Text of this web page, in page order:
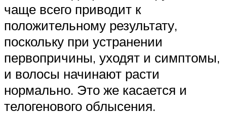
чаще всего приводит к
положительному результату,
поскольку при устранении
первопричины, уходят и симптомы,
и волосы начинают расти
нормально. Это же касается и
телогенового облысения.